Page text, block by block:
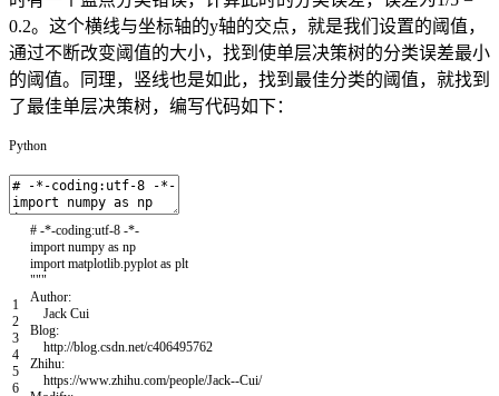
0.2。这个横线与坐标轴的y轴的交点，就是我们设置的阈值，
通过不断改变阈值的大小，找到使单层决策树的分类误差最小
的阈值。同理，竖线也是如此，找到最佳分类的阈值，就找到
了最佳单层决策树，编写代码如下：
Python
1
2
3
4
5
6
# -*-coding:utf-8 -*-
import numpy as np
import matplotlib pyplot as plt
"""
Author:
Jack Cui
Blog:
http://blog.csdn.net/c406495762
Zhihu:
https://www.zhihu.com/people/Jack--Cui/